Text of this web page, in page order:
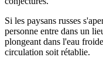
Si les paysans russes
personne entre dans un
plongeant dans l'eau
circulation soit rétablie.